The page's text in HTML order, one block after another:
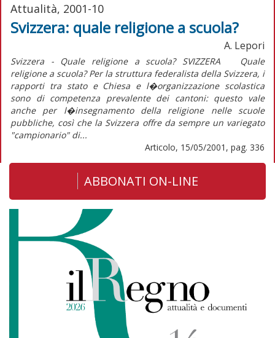
Attualità, 2001-10
Svizzera: quale religione a scuola?
A. Lepori
Svizzera - Quale religione a scuola? SVIZZERA Quale
religione a scuola? Per la struttura federalista della Svizzera, i
rapporti tra stato e Chiesa e l�organizzazione scolastica
sono di competenza prevalente dei cantoni: questo vale
anche per l�insegnamento della religione nelle scuole
pubbliche, così che la Svizzera offre da sempre un variegato
"campionario" di...
Articolo, 15/05/2001, pag. 336
ABBONATI ON-LINE